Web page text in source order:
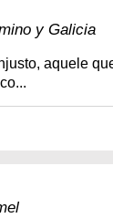
y Galicia
aquele